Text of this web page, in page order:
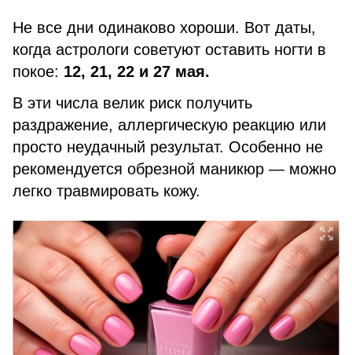
Не все дни одинаково хороши. Вот даты,
когда астрологи советуют оставить ногти в
покое: 12, 21, 22 и 27 мая.
В эти числа велик риск получить
раздражение, аллергическую реакцию или
просто неудачный результат. Особенно не
рекомендуется обрезной маникюр — можно
легко травмировать кожу.